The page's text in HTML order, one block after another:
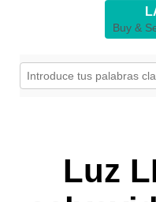
Buy &
Luz